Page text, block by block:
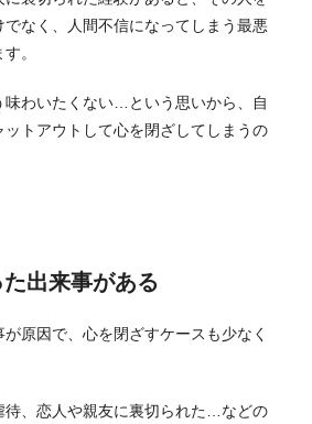
なく、人間不信になってしまう最悪
。
味わいたくない…という思いから、自
ットアウトして心を閉ざしてしまうの
た出来事がある
が原因で、心を閉ざすケースも少なく
待、恋人や親友に裏切られた…などの